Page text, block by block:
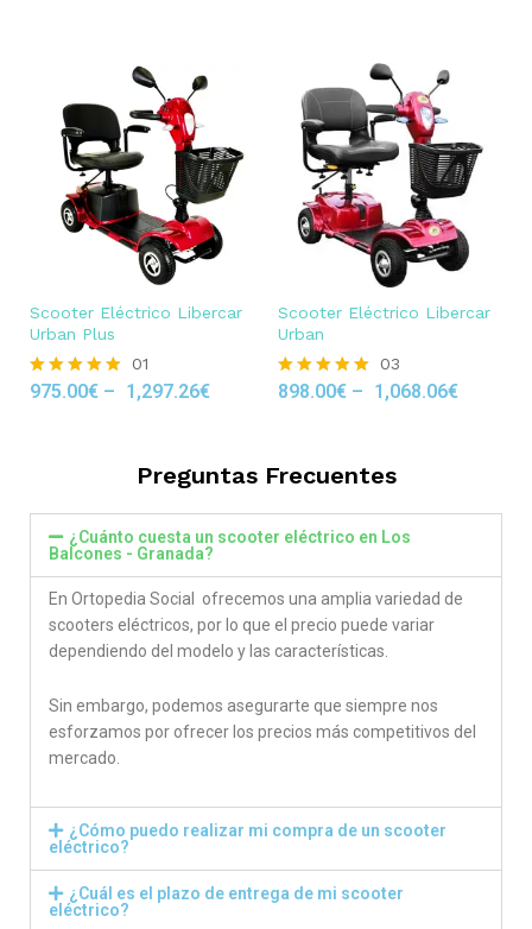
Scooter Eléctrico Libercar
Urban Plus
Rated
01
975.00€ – 1,297.26€
Scooter Eléctrico Libercar
Urban
Rated
03
898.00€ – 1,068.06€
Preguntas Frecuentes
¿Cuánto cuesta un scooter eléctrico en Los
Balcones - Granada?
En Ortopedia Social ofrecemos una amplia variedad de
scooters eléctricos, por lo que el precio puede variar
dependiendo del modelo y las características.
Sin embargo, podemos asegurarte que siempre nos
esforzamos por ofrecer los precios más competitivos del
mercado.
¿Cómo puedo realizar mi compra de un scooter
eléctrico?
¿Cuál es el plazo de entrega de mi scooter
eléctrico?